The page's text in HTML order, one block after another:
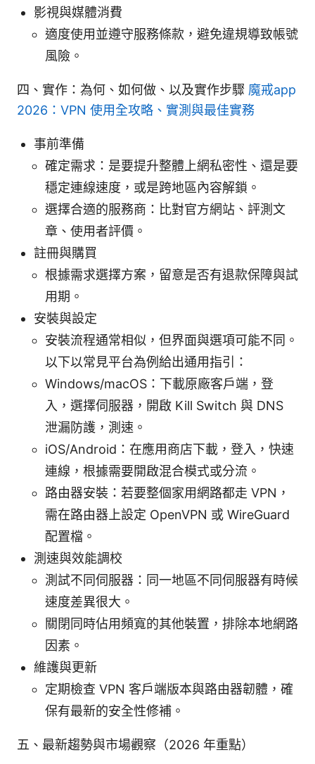
影視與媒體消費
適度使用並遵守服務條款，避免違規導致帳號
風險。
四、實作：為何、如何做、以及實作步驟 魔戒app
2026：VPN 使用全攻略、實測與最佳實務
事前準備
確定需求：是要提升整體上網私密性、還是要
穩定連線速度，或是跨地區內容解鎖。
選擇合適的服務商：比對官方網站、評測文
章、使用者評價。
註冊與購買
根據需求選擇方案，留意是否有退款保障與試
用期。
安裝與設定
安裝流程通常相似，但界面與選項可能不同。
以下以常見平台為例給出通用指引：
Windows/macOS：下載原廠客戶端，登
入，選擇伺服器，開啟 Kill Switch 與 DNS
泄漏防護，測速。
iOS/Android：在應用商店下載，登入，快速
連線，根據需要開啟混合模式或分流。
路由器安裝：若要整個家用網路都走 VPN，
需在路由器上設定 OpenVPN 或 WireGuard
配置檔。
測速與效能調校
測試不同伺服器：同一地區不同伺服器有時候
速度差異很大。
關閉同時佔用頻寬的其他裝置，排除本地網路
因素。
維護與更新
定期檢查 VPN 客戶端版本與路由器韌體，確
保有最新的安全性修補。
五、最新趨勢與市場觀察（2026 年重點）